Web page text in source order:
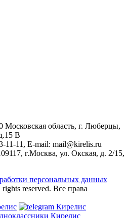
Московская область, г. Люберцы,
В
11-11, Е-mail: mail@kirelis.ru
г.Москва, ул. Окская, д. 2/15,
персональных данных
reserved. Все права